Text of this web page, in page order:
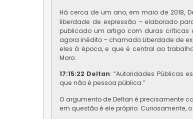
Há cerca de um ano, em maio de 2018,
liberdade de expressão – elaborado
publicado um artigo com duras críticas
agora inédito – chamado Liberdade de
eles à época, e que é central ao
Moro:
17:15:22 Deltan: “Autoridades Públicas
que não é pessoa pública.”
O argumento de Deltan é precisamente
em questão é ele próprio. Curiosamente,